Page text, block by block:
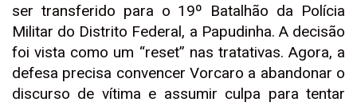
ser transferido para o 19º Batalhão da Polícia
Militar do Distrito Federal, a Papudinha. A decisão
foi vista como um “reset” nas tratativas. Agora, a
defesa precisa convencer Vorcaro a abandonar o
discurso de vítima e assumir culpa para tentar